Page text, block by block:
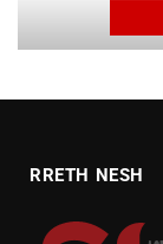
RRETH NESH